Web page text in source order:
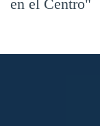
en el Centro"